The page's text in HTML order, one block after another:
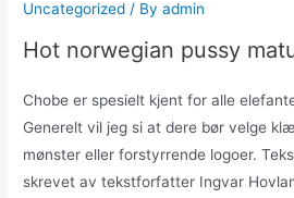
Uncategorized / Byadmin
Hot norwegian pussy
Chobe er spesielt kjent for alle
Generelt vil jeg si at dere bør velge
mønster eller forstyrrende logoer.
skrevet av tekstforfatter Ingvar